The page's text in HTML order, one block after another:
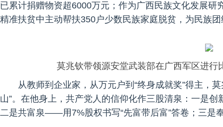
已累计捐赠物资超6000万元；作为广西民族文化发展
精准扶贫中主动帮扶350户少数民族家庭脱贫，为民族
莫兆钦带领源安堂武装部在广西军区进
从教师到企业家，从万元户到“终身成就奖”得主，
山”。在他身上，共产党人的信仰化作三股清泉：一是
二是共富泉——用7%股权书写“先富带后富”答卷；三是